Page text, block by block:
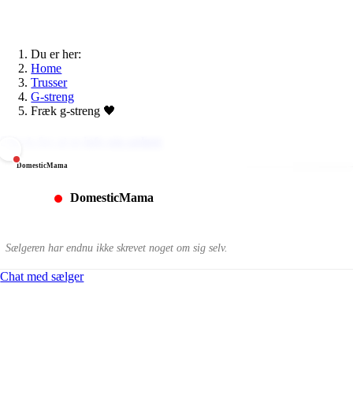
Du er her:
Home
Trusser
G-streng
Fræk g-streng 🖤
DomesticMama
DomesticMama
Sælgeren har endnu ikke skrevet noget om sig selv.
Chat med sælger